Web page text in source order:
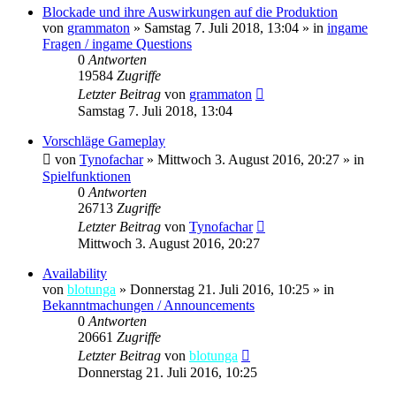
Blockade und ihre Auswirkungen auf die Produktion
von grammaton » Samstag 7. Juli 2018, 13:04 » in ingame
Fragen / ingame Questions
0 Antworten
19584 Zugriffe
Letzter Beitrag von grammaton
Samstag 7. Juli 2018, 13:04
Vorschläge Gameplay
von Tynofachar» Mittwoch 3. August 2016, 20:27 » in
Spielfunktionen
0 Antworten
26713 Zugriffe
Letzter Beitrag von Tynofachar
Mittwoch 3. August 2016, 20:27
Availability
von blotunga » Donnerstag 21. Juli 2016, 10:25 » in
Bekanntmachungen / Announcements
0 Antworten
20661 Zugriffe
Letzter Beitrag von blotunga
Donnerstag 21. Juli 2016, 10:25